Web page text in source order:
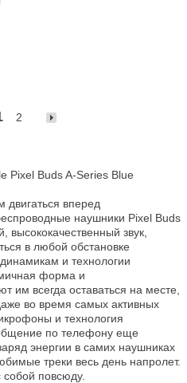
2
Pixel Buds A-Series Blue
двигаться вперед
наушники Pixel Buds
высококачественный звук,
в любой обстановке
и технологии
форма и
им всегда оставаться на месте,
во время самых активных
и технология
по телефону еще
энергии в самих наушниках
треки весь день напролет.
повсюду.